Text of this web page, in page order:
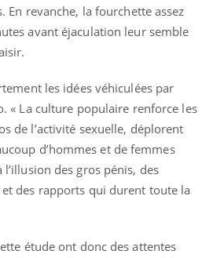
En revanche, la fourchette assez
avant éjaculation leur semble
les idées véhiculées par
« La culture populaire renforce les
de l’activité sexuelle, déplorent
d’hommes et de femmes
des gros pénis, des
des rapports qui durent toute la
étude ont donc des attentes